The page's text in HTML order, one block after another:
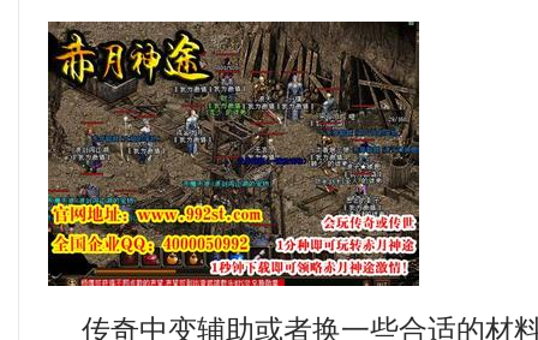
传奇中变辅助或者换一些合适的材